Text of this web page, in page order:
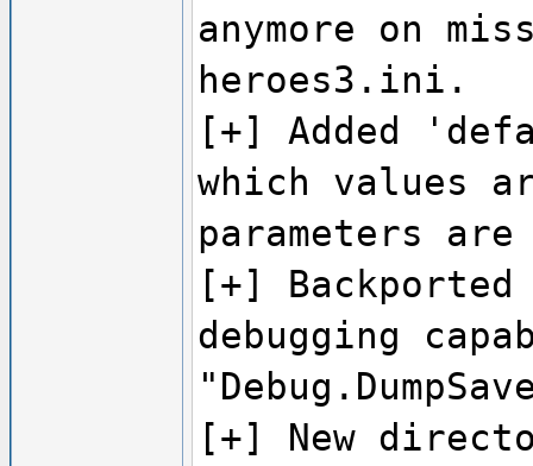
anymore on
heroes3.ini.
[+] Added
which values
parameters
[+] Backported
debugging
[+] New